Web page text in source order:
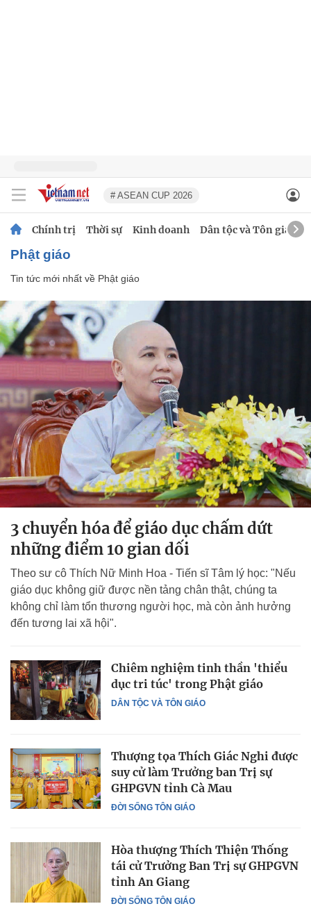
# ASEAN CUP 2026
Chính trị Thời sự Kinh doanh Dân tộc và Tôn giáo
Phật giáo
Tin tức mới nhất về Phật giáo
3 chuyển hóa để giáo dục chấm dứt
những điểm 10 gian dối
Theo sư cô Thích Nữ Minh Hoa - Tiến sĩ Tâm lý học: "Nếu
giáo dục không giữ được nền tảng chân thật, chúng ta
không chỉ làm tổn thương người học, mà còn ảnh hưởng
đến tương lai xã hội".
DÂN TỘC VÀ TÔN GIÁO
Chiêm nghiệm tinh thần 'thiểu
dục tri túc' trong Phật giáo
ĐỜI SỐNG TÔN GIÁO
Thượng tọa Thích Giác Nghi được
suy cử làm Trưởng ban Trị sự
GHPGVN tỉnh Cà Mau
ĐỜI SỐNG TÔN GIÁO
Hòa thượng Thích Thiện Thống
tái cử Trưởng Ban Trị sự GHPGVN
tỉnh An Giang